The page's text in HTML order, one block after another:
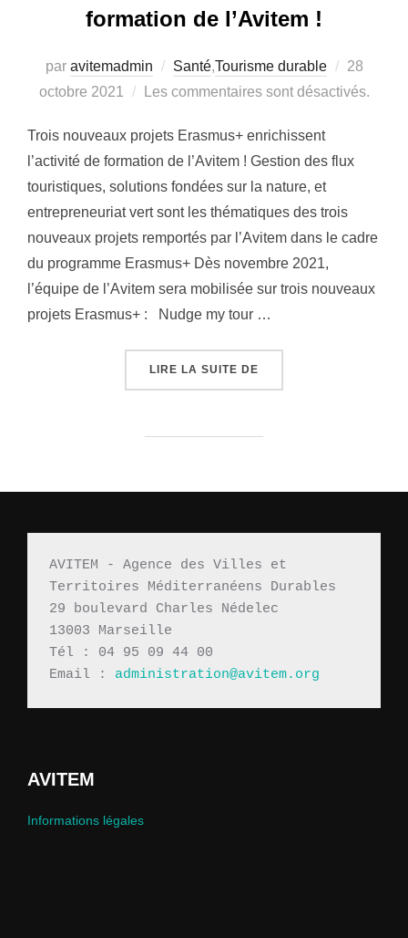
formation de l’Avitem !
par avitemadmin Santé,Tourisme durable
Publié
le
28
octobre 2021
Les commentaires sont désactivés.
Trois nouveaux projets Erasmus+ enrichissent
l’activité de formation de l’Avitem ! Gestion des flux
touristiques, solutions fondées sur la nature, et
entrepreneuriat vert sont les thématiques des trois
nouveaux projets remportés par l’Avitem dans le cadre
du programme Erasmus+ Dès novembre 2021,
l’équipe de l’Avitem sera mobilisée sur trois nouveaux
projets Erasmus+ : Nudge my tour …
LIRE LA SUITE DE
AVITEM - Agence des Villes et
Territoires Méditerranéens Durables
29 boulevard Charles Nédelec
13003 Marseille
Tél : 04 95 09 44 00
Email : administration@avitem.org
AVITEM
Informations légales